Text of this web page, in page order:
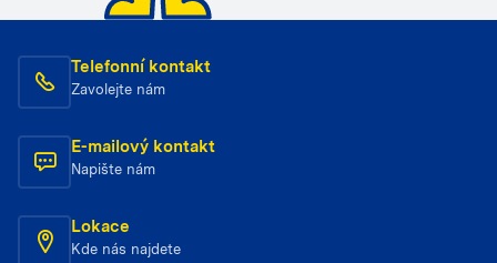
Telefonní kontakt
Zavolejte nám
E-mailový kontakt
Napište nám
Lokace
Kde nás najdete